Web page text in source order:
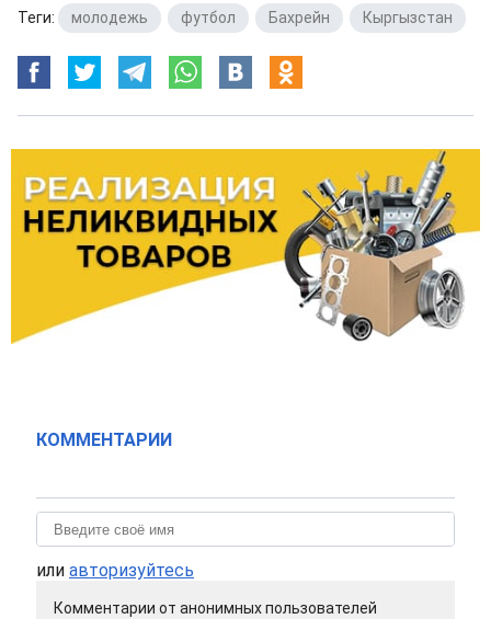
Теги: молодежь футбол Бахрейн Кыргызстан
КОММЕНТАРИИ
или авторизуйтесь
Комментарии от анонимных пользователей